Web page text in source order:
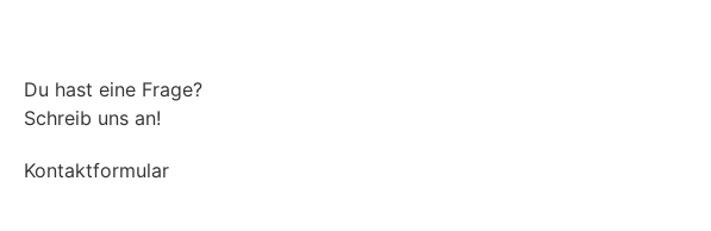
Du hast eine Frage?
Schreib uns an!
Kontaktformular